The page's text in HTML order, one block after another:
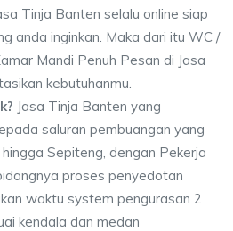
Tinja Banten selalu online siap
anda inginkan. Maka dari itu WC /
Mandi Penuh Pesan di Jasa
kebutuhanmu.
Jasa Tinja Banten yang
saluran pembuangan yang
Sepiteng, dengan Pekerja
proses penyedotan
waktu system pengurasan 2
kendala dan medan